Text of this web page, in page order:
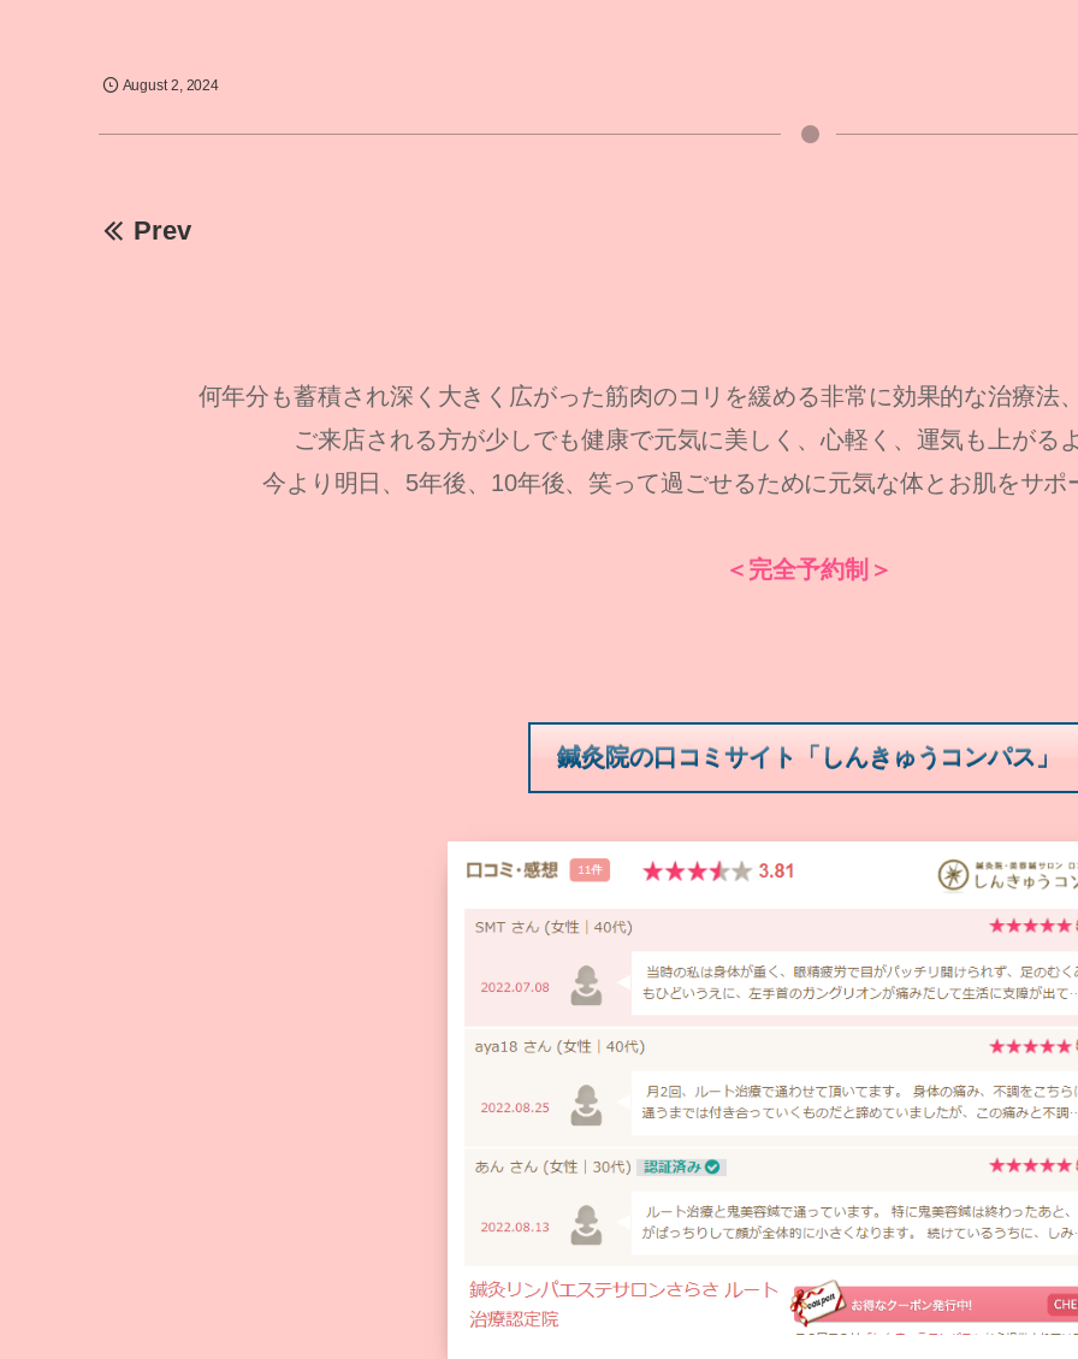
August 2, 2024
Prev
何年分も蓄積され深く大きく広がった筋肉のコリを緩める非常に効果的な治療法
ご来店される方が少しでも健康で元気に美しく、心軽く、運気も上がる
今より明日、5年後、10年後、笑って過ごせるために元気な体とお肌をサ
＜完全予約制＞
鍼灸院の口コミサイト「しんきゅうコンパス」